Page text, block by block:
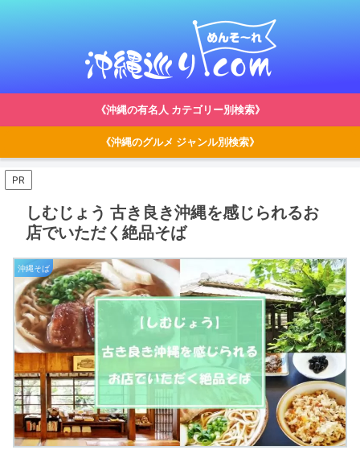
《沖縄の有名人 カテゴリー別検索》
《沖縄のグルメ ジャンル別検索》
PR
しむじょう 古き良き沖縄を感じられるお
店でいただく絶品そば
沖縄そば